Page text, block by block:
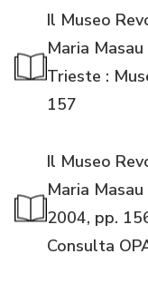
Il Museo
Maria
Trieste :
157
Il Museo
Maria
2004, pp.
Consulta